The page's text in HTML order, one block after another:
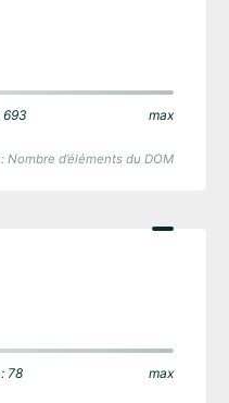
693 max
Nombre d’éléments du DOM
78 max